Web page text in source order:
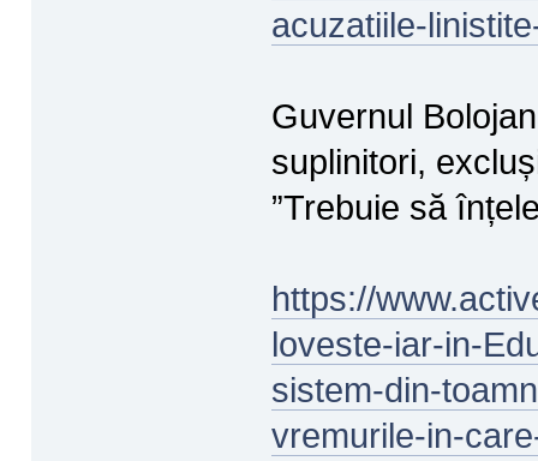
acuzatiile-
Guvernul
suplinitori,
”Trebuie să
https://
loveste-iar-in-
sistem-din-
vremurile-in-